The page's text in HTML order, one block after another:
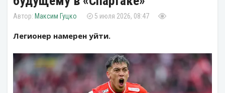
Максим Гуцко 5 июля 2026, 08:47
Легионер намерен уйти.